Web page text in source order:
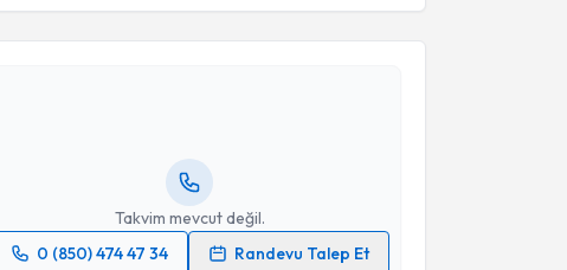
Takvim mevcut değil.
0 (850) 474 47 34
Randevu Talep Et